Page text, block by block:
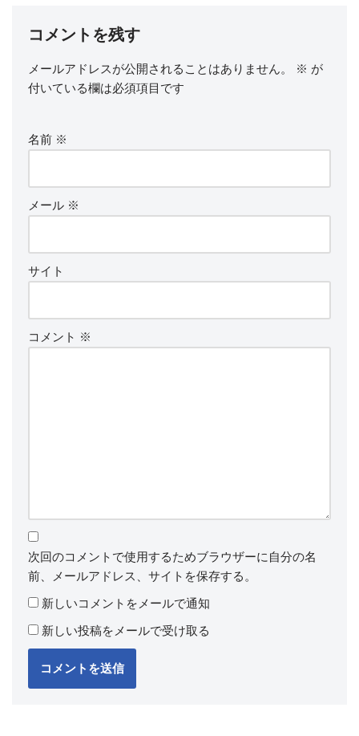
コメントを残す
メールアドレスが公開されることはありません。 ※ が
付いている欄は必須項目です
名前 ※
メール ※
サイト
コメント ※
次回のコメントで使用するためブラウザーに自分の名
前、メールアドレス、サイトを保存する。
新しいコメントをメールで通知
新しい投稿をメールで受け取る